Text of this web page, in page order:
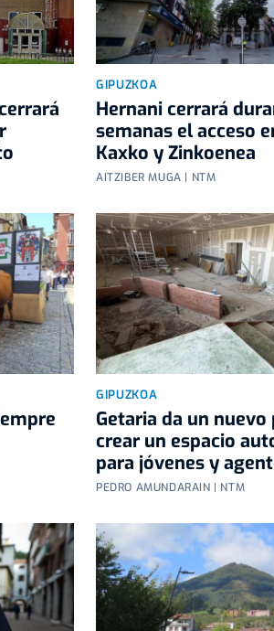
GIPUZKOA
Hernani cerrará
semanas el acceso
Kaxko y Zinkoenea
AITZIBER MUGA | NTM
GIPUZKOA
Getaria da un nuevo
crear un espacio
para jóvenes y
PEDRO AMUNDARAIN | NTM